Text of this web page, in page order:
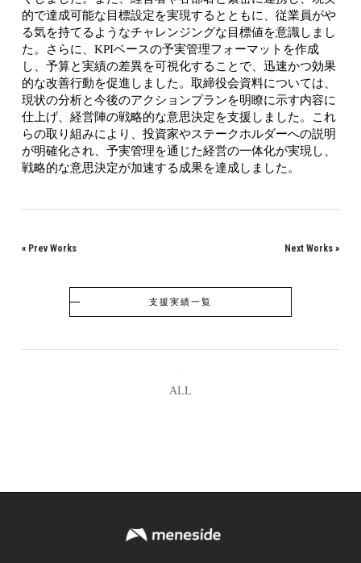
的で達成可能な目標設定を実現するとともに、従業員がや
る気を持てるようなチャレンジングな目標値を意識しまし
た。さらに、KPIベースの予実管理フォーマットを作成
し、予算と実績の差異を可視化することで、迅速かつ効果
的な改善行動を促進しました。取締役会資料については、
現状の分析と今後のアクションプランを明瞭に示す内容に
仕上げ、経営陣の戦略的な意思決定を支援しました。これ
らの取り組みにより、投資家やステークホルダーへの説明
が明確化され、予実管理を通じた経営の一体化が実現し、
戦略的な意思決定が加速する成果を達成しました。
« Prev Works Next Works »
支援実績一覧
ALL